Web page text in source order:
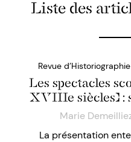
Liste des
Revue
Les spectacles
XVIIIe siècles) :
Marie
La présentation